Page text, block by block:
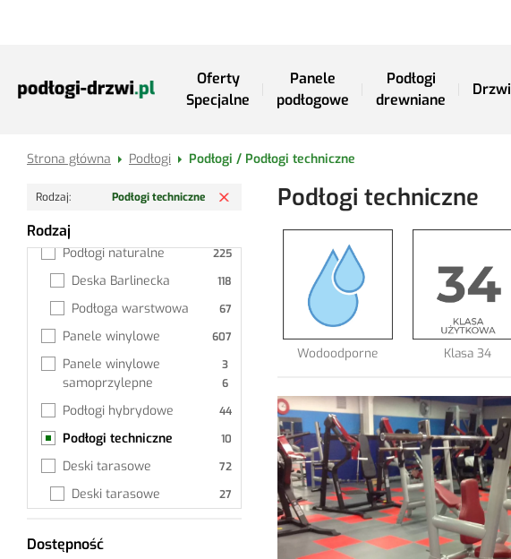
Oferty
Specjalne
Panele
podłogowe
Podłogi
drewniane
Drzwi
Strona główna Podłogi Podłogi / Podłogi techniczne
Rodzaj Podłogi techniczne Usuń filtr
Rodzaj
Podłogi
Panele podłogowe
Podłogi naturalne
Deska Barlinecka
Podłoga warstwowa
Panele winylowe
Panele winylowe
samoprzylepne
Podłogi hybrydowe
Podłogi techniczne
Deski tarasowe
Deski tarasowe
Akcesoria deski
Dostępność
Podłogi techniczne
Wodoodporne Klasa 34